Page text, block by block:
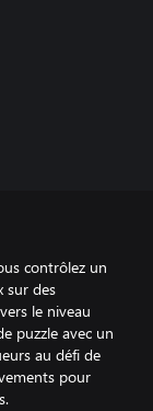
contrôlez un
sur des
le niveau
puzzle avec un
au défi de
pour